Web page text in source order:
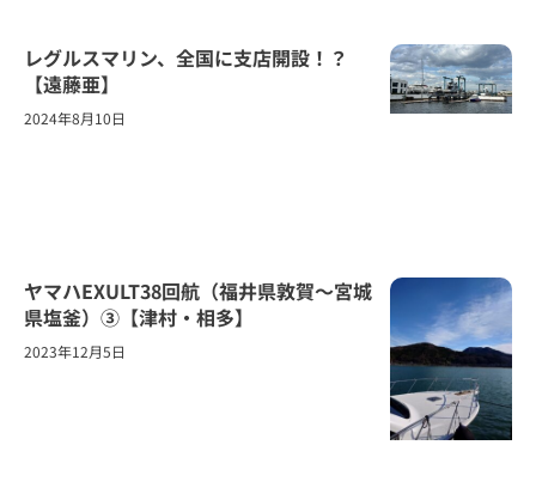
レグルスマリン、全国に支店開設！？
【遠藤亜】
2024年8月10日
ヤマハEXULT38回航（福井県敦賀～宮城
県塩釜）③【津村・相多】
2023年12月5日